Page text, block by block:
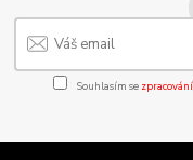
Souhlasím se